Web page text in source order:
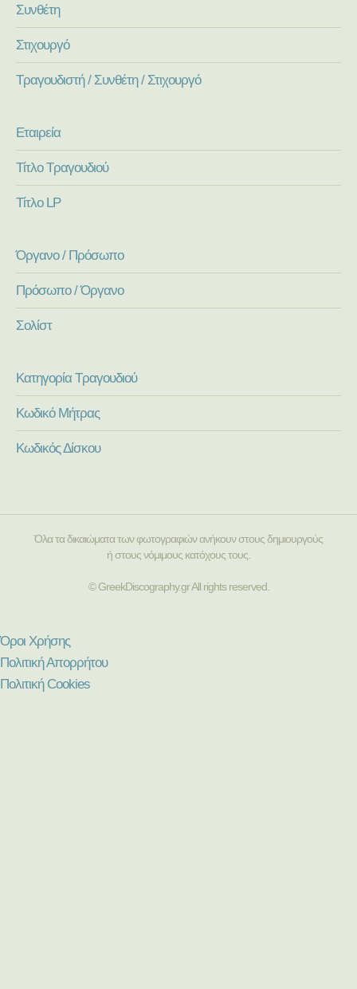
Συνθέτη
Στιχουργό
Τραγουδιστή / Συνθέτη / Στιχουργό
Εταιρεία
Τίτλο Τραγουδιού
Τίτλο LP
Όργανο / Πρόσωπο
Πρόσωπο / Όργανο
Σολίστ
Κατηγορία Τραγουδιού
Κωδικό Μήτρας
Κωδικός Δίσκου
Όλα τα δικαιώματα των φωτογραφιών ανήκουν στους δημιουργούς
ή στους νόμιμους κατόχους τους.
© GreekDiscography.gr All rights reserved.
Όροι Χρήσης
Πολιτική Απορρήτου
Πολιτική Cookies